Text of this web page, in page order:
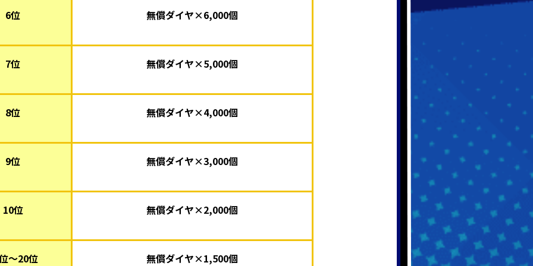
6位 無償ダイヤ×6,000個
7位 無償ダイヤ×5,000個
8位 無償ダイヤ×4,000個
9位 無償ダイヤ×3,000個
10位 無償ダイヤ×2,000個
～20位 無償ダイヤ×1,500個